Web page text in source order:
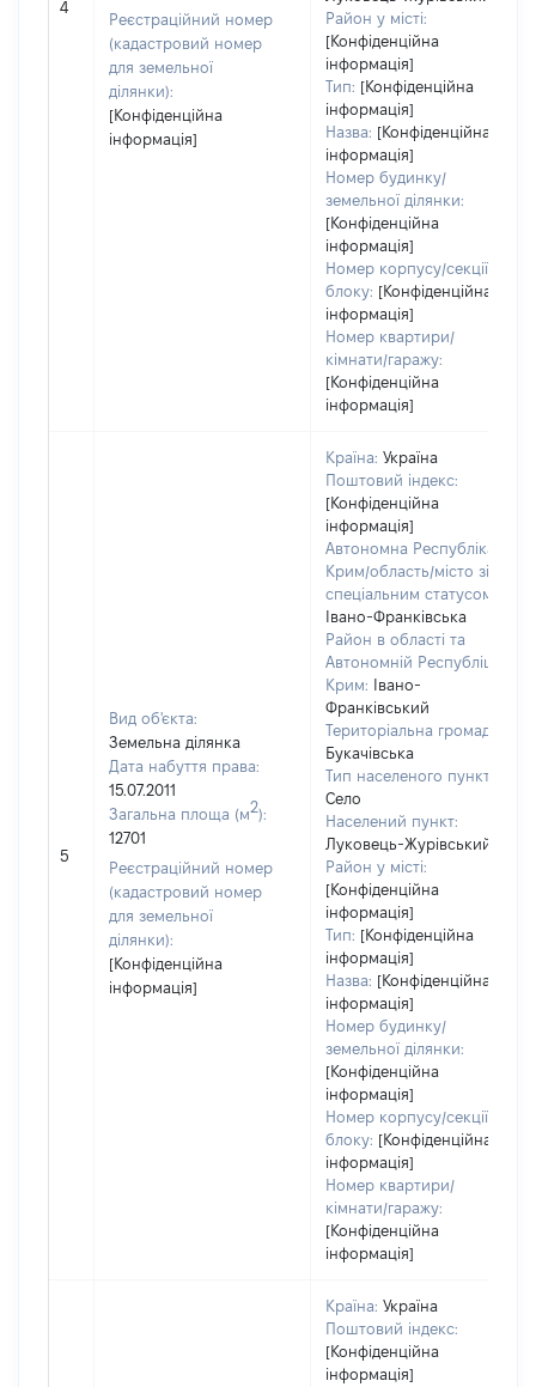
4
Реєстраційний номер
(кадастровий номер
для земельної
ділянки):
[Конфіденційна
інформація]
Район у місті:
[Конфіденційна
інформація]
Тип: [Конфіденційна
інформація]
Назва: [Конфіденційна
інформація]
Номер будинку/
земельної ділянки:
[Конфіденційна
інформація]
Номер корпусу/секції/
блоку: [Конфіденційна
інформація]
Номер квартири/
кімнати/гаражу:
[Конфіденційна
інформація]
5
Вид об'єкта:
Земельна ділянка
Дата набуття права:
15.07.2011
Загальна площа (м2):
12701
Реєстраційний номер
(кадастровий номер
для земельної
ділянки):
[Конфіденційна
інформація]
Країна: Україна
Поштовий індекс:
[Конфіденційна
інформація]
Автономна Республіка
Крим/область/місто зі
спеціальним статусом:
Івано-Франківська
Район в області та
Автономній Республіці
Крим:
Івано-
Франківський
Територіальна громада:
Букачівська
Тип населеного пункту:
Село
Населений пункт:
Луковець-Журівський
Район у місті:
[Конфіденційна
інформація]
Тип: [Конфіденційна
інформація]
Назва: [Конфіденційна
інформація]
Номер будинку/
земельної ділянки:
[Конфіденційна
інформація]
Номер корпусу/секції/
блоку: [Конфіденційна
інформація]
Номер квартири/
кімнати/гаражу:
[Конфіденційна
інформація]
Країна: Україна
Поштовий індекс:
[Конфіденційна
інформація]